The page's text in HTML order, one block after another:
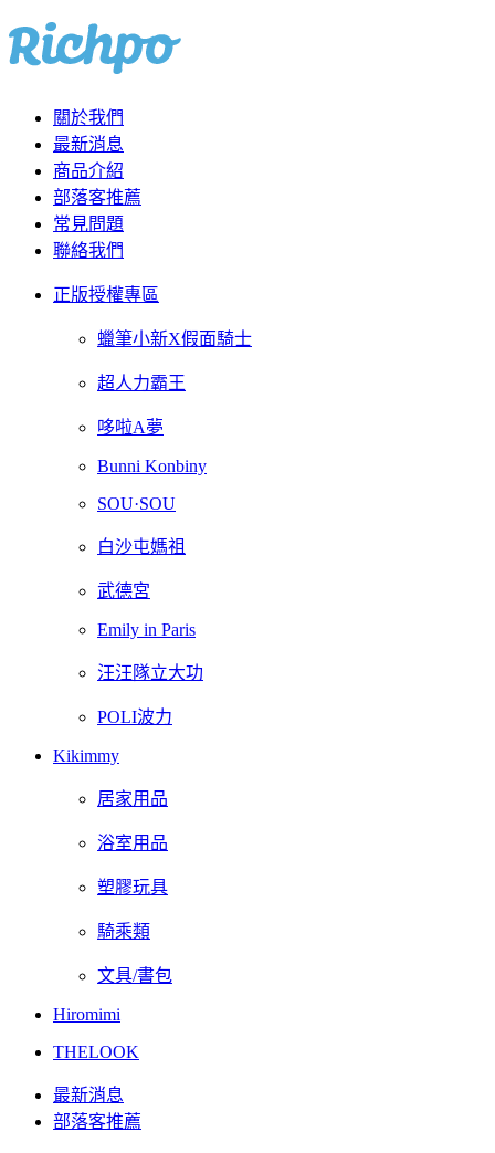
關於我們
最新消息
商品介紹
部落客推薦
常見問題
聯絡我們
正版授權專區
蠟筆小新X假面騎士
超人力霸王
哆啦A夢
Bunni Konbiny
SOU·SOU
白沙屯媽祖
武德宮
Emily in Paris
汪汪隊立大功
POLI波力
Kikimmy
居家用品
浴室用品
塑膠玩具
騎乘類
文具/書包
Hiromimi
THELOOK
最新消息
部落客推薦